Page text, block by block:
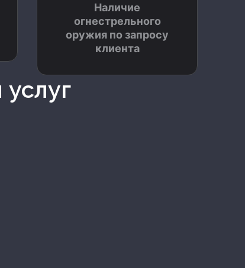
Наличие
огнестрельного
оружия по запросу
клиента
услуг